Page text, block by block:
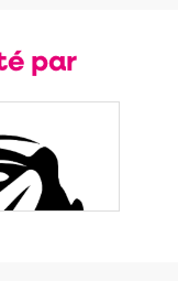
par